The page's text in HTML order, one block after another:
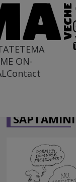
TEMA
ON-
Contact